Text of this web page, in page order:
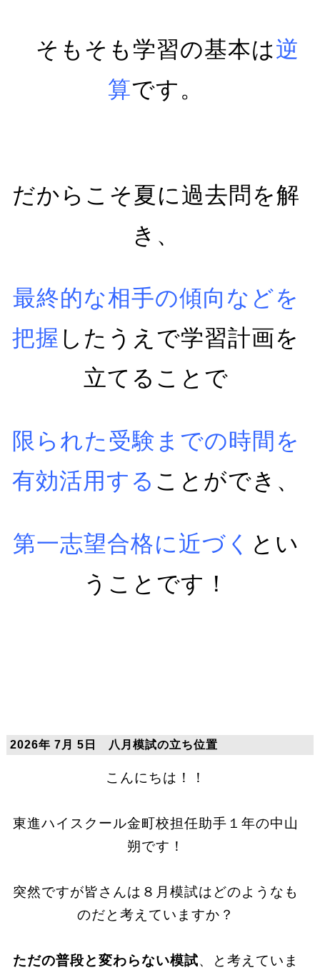
そもそも学習の基本は逆
算です。
だからこそ夏に過去問を解
き、
最終的な相手の傾向などを
把握 したうえで学習計画を
立てることで
限られた受験までの時間を
有効活用する ことができ、
第一志望合格に近づく とい
うことです！
2026年 7月 5日 八月模試の立ち位置
こんにちは！！
東進ハイスクール金町校担任助手１年の中山
朔です！
突然ですが皆さんは８月模試はどのようなも
のだと考えていますか？
ただの普段と変わらない模試、と考えていま